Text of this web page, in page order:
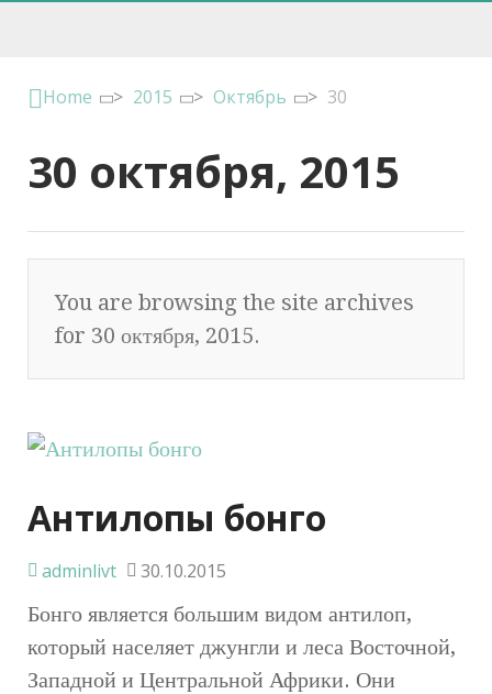
Home > 2015 > Октябрь > 30
30 октября, 2015
You are browsing the site archives
for 30 октября, 2015.
Антилопы бонго
adminlivt 30.10.2015
Бонго является большим видом антилоп,
который населяет джунгли и леса Восточной,
Западной и Центральной Африки. Они